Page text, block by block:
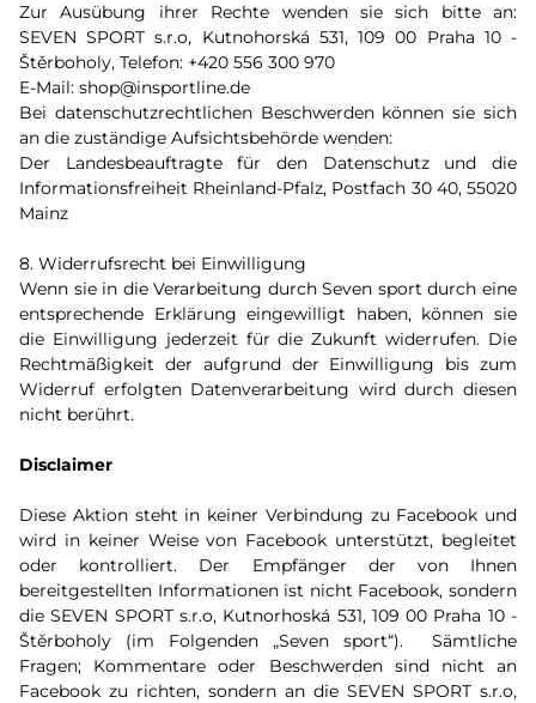
Zur Ausübung ihrer Rechte wenden sie sich bitte an:
SEVEN SPORT s.r.o, Kutnohorská 531, 109 00 Praha 10 -
Štěrboholy, Telefon: +420 556 300 970
E-Mail: shop@insportline.de
Bei datenschutzrechtlichen Beschwerden können sie sich
an die zuständige Aufsichtsbehörde wenden:
Der Landesbeauftragte für den Datenschutz und die
Informationsfreiheit Rheinland-Pfalz, Postfach 30 40, 55020
Mainz
8. Widerrufsrecht bei Einwilligung
Wenn sie in die Verarbeitung durch Seven sport durch eine
entsprechende Erklärung eingewilligt haben, können sie
die Einwilligung jederzeit für die Zukunft widerrufen. Die
Rechtmäßigkeit der aufgrund der Einwilligung bis zum
Widerruf erfolgten Datenverarbeitung wird durch diesen
nicht berührt.
Disclaimer
Diese Aktion steht in keiner Verbindung zu Facebook und
wird in keiner Weise von Facebook unterstützt, begleitet
oder kontrolliert. Der Empfänger der von Ihnen
bereitgestellten Informationen ist nicht Facebook, sondern
die SEVEN SPORT s.r.o, Kutnorhoská 531, 109 00 Praha 10 -
Štěrboholy (im Folgenden „Seven sport“). Sämtliche
Fragen; Kommentare oder Beschwerden sind nicht an
Facebook zu richten, sondern an die SEVEN SPORT s.r.o,